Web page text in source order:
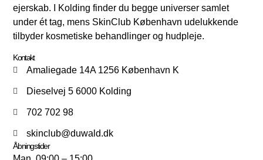
ejerskab. I Kolding finder du begge universer samlet
under ét tag, mens SkinClub København udelukkende
tilbyder kosmetiske behandlinger og hudpleje.
Kontakt
Amaliegade 14A 1256 København K
Dieselvej 5 6000 Kolding
702 702 98
skinclub@duwald.dk
Åbningstider